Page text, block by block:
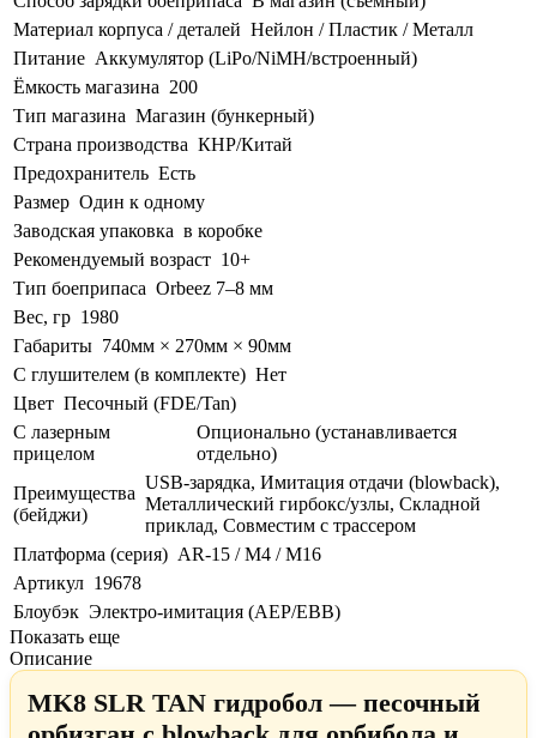
Материал корпуса / деталей Нейлон / Пластик / Металл
Питание Аккумулятор (LiPo/NiMH/встроенный)
Ёмкость магазина 200
Тип магазина Магазин (бункерный)
Страна производства КНР/Китай
Предохранитель Есть
Размер Один к одному
Заводская упаковка в коробке
Рекомендуемый возраст 10+
Тип боеприпаса Orbeez 7–8 мм
Вес, гр 1980
Габариты 740мм × 270мм × 90мм
С глушителем (в комплекте) Нет
Цвет Песочный (FDE/Tan)
С лазерным
прицелом
Опционально (устанавливается
отдельно)
Преимущества
(бейджи)
USB-зарядка, Имитация отдачи (blowback),
Металлический гирбокс/узлы, Складной
приклад, Совместим с трассером
Платформа (серия) AR-15 / M4 / M16
Артикул 19678
Блоубэк Электро-имитация (AEP/EBB)
Показать еще
Описание
MK8 SLR TAN гидробол — песочный